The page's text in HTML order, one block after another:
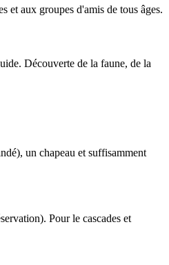
et aux groupes d'amis de tous âges.
Découverte de la faune, de la
un chapeau et suffisamment
Pour le cascades et